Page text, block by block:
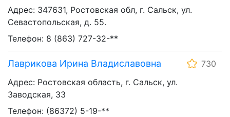
Адрес: 347631, Ростовская обл, г. Сальск, ул.
Севастопольская, д. 55.
Телефон: 8 (863) 727-32-**
Лаврикова Ирина Владиславовна
730
Адрес: Ростовская область, г. Сальск, ул.
Заводская, 33
Телефон: (86372) 5-19-**